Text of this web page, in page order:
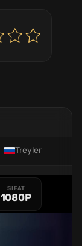
Treyler
SIFAT
1080P